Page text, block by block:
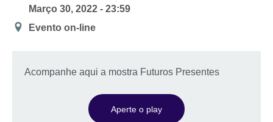
Março 30, 2022 - 23:59
Location
Evento on-line
Acompanhe aqui a mostra Futuros Presentes
Aperte o play